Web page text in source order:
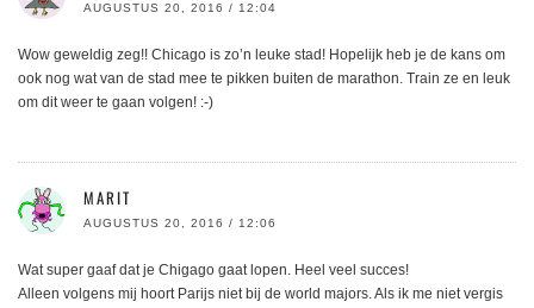
AUGUSTUS 20, 2016 / 12:04
Wow geweldig zeg!! Chicago is zo’n leuke stad! Hopelijk heb je de kans om
ook nog wat van de stad mee te pikken buiten de marathon. Train ze en leuk
om dit weer te gaan volgen! :-)
MARIT
AUGUSTUS 20, 2016 / 12:06
Wat super gaaf dat je Chigago gaat lopen. Heel veel succes!
Alleen volgens mij hoort Parijs niet bij de world majors. Als ik me niet vergis